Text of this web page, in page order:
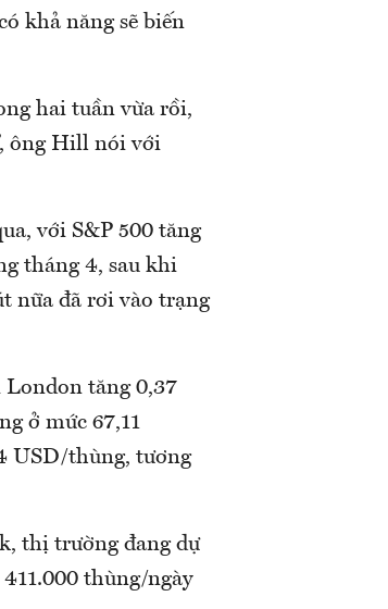
khả năng sẽ biến
hai tuần vừa rồi,
ông Hill nói với
với S&P 500 tăng
tháng 4, sau khi
nữa đã rơi vào trạng
London tăng 0,37
ở mức 67,11
USD/thùng, tương
thị trường đang dự
thùng/ngày